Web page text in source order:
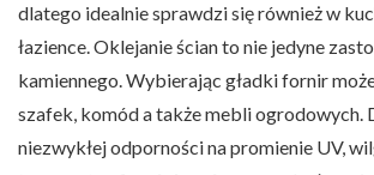
dlatego idealnie sprawdzi się również w
łazience. Oklejanie ścian to nie jedyne
kamiennego. Wybierając gładki fornir
szafek, komód a także mebli ogrodowych.
niezwykłej odporności na promienie UV,